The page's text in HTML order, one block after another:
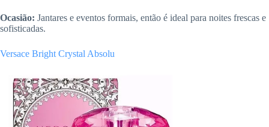
Ocasião: Jantares e eventos formais, então é ideal para noites frescas e
sofisticadas.
Versace Bright Crystal Absolu